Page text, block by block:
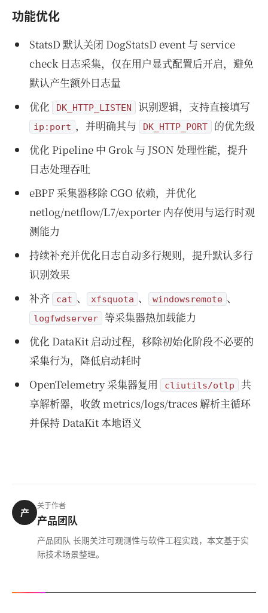
功能优化
StatsD 默认关闭 DogStatsD event 与 service
check 日志采集，仅在用户显式配置后开启，避免
默认产生额外日志量
优化
DK_HTTP_LISTEN 识别逻辑，支持直接填写
ip:port ，并明确其与 DK_HTTP_PORT 的优先级
优化 Pipeline 中 Grok 与 JSON 处理性能，提升
日志处理吞吐
eBPF 采集器移除 CGO 依赖，并优化
netlog/netflow/L7/exporter 内存使用与运行时观
测能力
持续补充并优化日志自动多行规则，提升默认多行
识别效果
补齐
cat 、 xfsquota 、 windowsremote 、
logfwdserver 等采集器热加载能力
优化 DataKit 启动过程，移除初始化阶段不必要的
采集行为，降低启动耗时
OpenTelemetry 采集器复用
cliutils/otlp 共
享解析器，收敛 metrics/logs/traces 解析主循环
并保持 DataKit 本地语义
产
关于作者
产品团队
产品团队 长期关注可观测性与软件工程实践，本文基于实
际技术场景整理。